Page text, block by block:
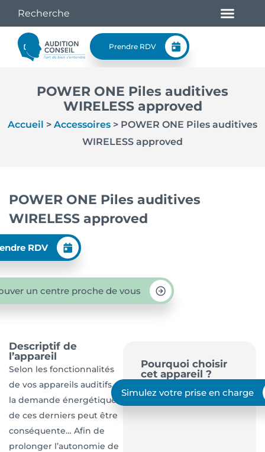
Prendre RDV
POWER ONE Piles auditives
WIRELESS approved
Accueil > Accessoires > POWER ONE Piles auditives
WIRELESS approved
POWER ONE Piles auditives
WIRELESS approved
RDV
un centre proche de vous
Descriptif de
l’appareil
Selon les fonctionnalités
de vos appareils auditifs,
la demande énergétique
de ces derniers peut être
conséquente… Afin de
prolonger l’autonomie de
Pourquoi choisir
cet appareil ?
Simulez votre prise en charge